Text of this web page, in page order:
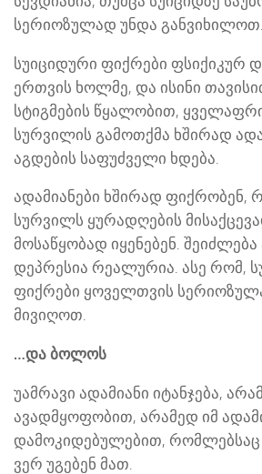
სერიოზულად უნდა განვიხილოთ.
სუიციდური ფიქრები ფსიქიკურ
ერთვის ხოლმე, და ისინი
სტიგმების წყალობით,
სურვილის გამოთქმა ხშირად
აგდების საფუძველი ხდება.
ადამიანები ხშირად ფიქრობენ,
სურვილს ყურადღების
მოსაწყობად იყენებენ. შეიძლება
დეპრესია რეალურია. ასე რომ,
ფიქრები ყოველთვის
მივიღოთ.
…და ბოლოს
უამრავი ადამიანი იტანჯება,
ავადმყოფობით, არამედ იმ
დამოკიდებულებით, რომლებსაც
ვერ უგებენ მათ.